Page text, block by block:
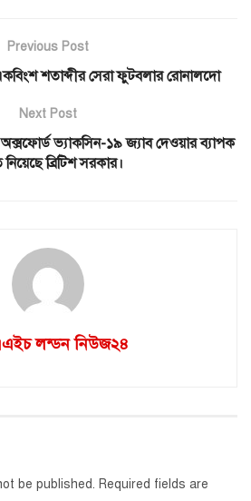
Previous Post
শতাব্দীর সেরা ফুটবলার রোনালদো
Next Post
ভ্যাকসিন-১৯ জ্যাব দেওয়ার ব্যাপক
নিয়েছে ব্রিটিশ সরকার।
লন্ডন নিউজ২৪
be published. Required fields are